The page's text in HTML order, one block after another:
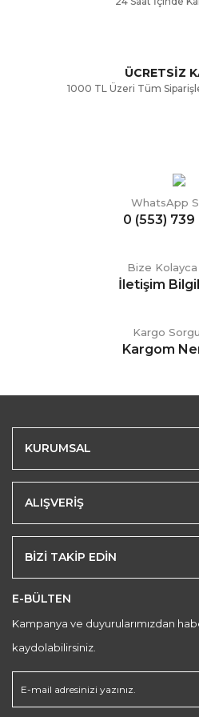
Gönder
ÜCRETSİZ
1000 TL Üzeri Tüm
WhatsApp
0 (553)
Bize Kolayca
İletişim
Kargo
Kargom
KURUMSAL
ALIŞVERİŞ
BİZİ TAKİP EDİN
E-BÜLTEN
Kampanya ve duyurularımızdan
kaydolabilirsiniz.